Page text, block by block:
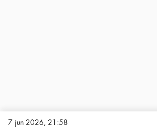
7 jun 2026, 21:58